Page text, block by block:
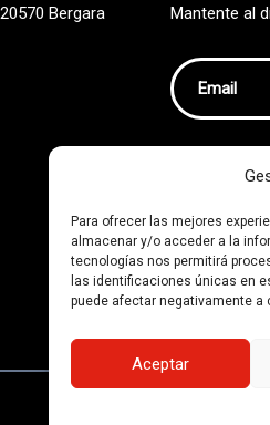
Para ofrecer las mejores
almacenar y/o acceder a la
tecnologías nos permitirá
las identificaciones únicas en
puede afectar negativamente
Aceptar
Bergara
Mantente al
Datos.
SUSCRIB
IRSE
Política de